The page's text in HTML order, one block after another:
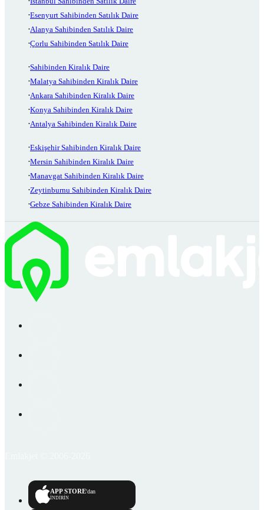
Esenyurt Sahibinden Satılık Daire
Alanya Sahibinden Satılık Daire
Çorlu Sahibinden Satılık Daire
Sahibinden Kiralık Daire
Malatya Sahibinden Kiralık Daire
Ankara Sahibinden Kiralık Daire
Konya Sahibinden Kiralık Daire
Antalya Sahibinden Kiralık Daire
Eskişehir Sahibinden Kiralık Daire
Mersin Sahibinden Kiralık Daire
Manavgat Sahibinden Kiralık Daire
Zeytinburnu Sahibinden Kiralık Daire
Gebze Sahibinden Kiralık Daire
APP STORE'dan
İNDİRİN